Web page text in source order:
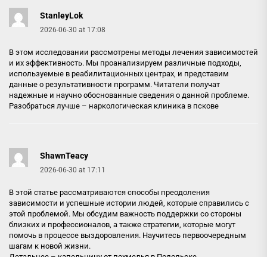
StanleyLok
2026-06-30 at 17:08
В этом исследовании рассмотрены методы лечения зависимостей
и их эффективность. Мы проанализируем различные подходы,
используемые в реабилитационных центрах, и представим
данные о результативности программ. Читатели получат
надежные и научно обоснованные сведения о данной проблеме.
Разобраться лучше – наркологическая клиника в пскове
ShawnTeacy
2026-06-30 at 17:11
В этой статье рассматриваются способы преодоления
зависимости и успешные истории людей, которые справились с
этой проблемой. Мы обсудим важность поддержки со стороны
близких и профессионалов, а также стратегии, которые могут
помочь в процессе выздоровления. Научитесь первоочередным
шагам к новой жизни.